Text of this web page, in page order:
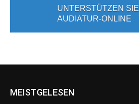
UNTERSTÜTZEN SIE
AUDIATUR-ONLINE
MEISTGELESEN